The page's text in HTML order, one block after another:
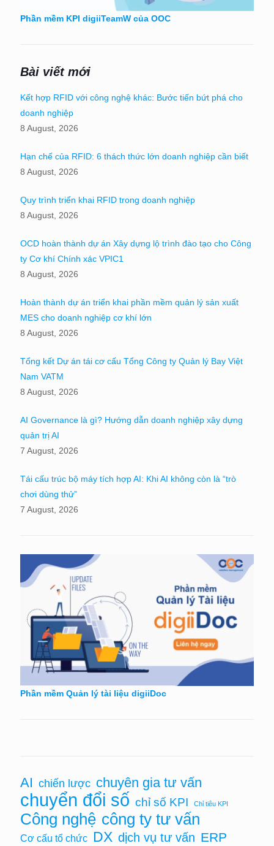
Phần mềm KPI digiiTeamW của OOC
Bài viết mới
Kết hợp RFID với công nghệ khác: Bước tiến bứt phá cho
doanh nghiệp
8 August, 2026
Hạn chế của RFID: 6 thách thức lớn doanh nghiệp cần biết
8 August, 2026
Quy trình triển khai RFID trong doanh nghiệp
8 August, 2026
OCD hoàn thành dự án Xây dựng lộ trình đào tạo cho Công
ty Cơ khí Chính xác VPIC1
8 August, 2026
Hoàn thành dự án triển khai phần mềm quản lý sản xuất
MES cho doanh nghiệp cơ khí lớn
8 August, 2026
Tổng kết Dự án tái cơ cấu Tổng Công ty Quản lý Bay Việt
Nam VATM
8 August, 2026
AI Governance là gì? Hướng dẫn doanh nghiệp xây dựng
quản trị AI
7 August, 2026
Tái cấu trúc bộ máy tích hợp AI: Khi AI không còn là “trò
chơi dùng thử”
7 August, 2026
Phần mềm Quản lý tài liệu digiiDoc
AI chiến lược chuyên gia tư vấn
chuyển đổi số chỉ số KPI Chỉ tiêu KPI
Công nghệ công ty tư vấn
Cơ cấu tổ chức DX dịch vụ tư vấn ERP